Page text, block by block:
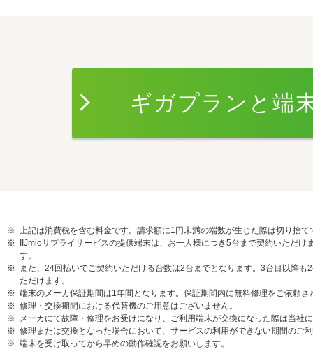
ギガプランと端
上記は消費税を含む料金です。請求額に1円未満の端数が生じた際は切り捨て
IIJmioサプライサービスの提供端末は、お一人様につき5台まで契約いただ
す。
また、24回払いでご契約いただける台数は2台までとなります。3台目以降
ただけます。
端末のメーカ保証期間は1年間となります。保証期間内に無料修理をご依頼
修理・交換期間における代替機のご用意はございません。
メーカにて故障・修理をお受けになり、ご利用端末が交換になった際は当社
修理または交換となった場合において、サービスの利用ができない期間のご
端末を受け取ってから早めの動作確認をお願いします。